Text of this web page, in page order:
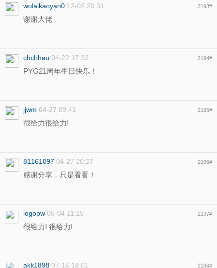
wolaikaoyan0 12-02 20:31 2193#
谢谢大佬
chchhau 04-22 17:32 2194#
PYG21周年生日快乐！
jjwm 04-27 09:41 2195#
很给力很给力!
81161097 04-27 20:27 2196#
感谢分享，只是看看！
logopw 06-04 11:15 2197#
很给力! 很给力!
akk1898 07-14 14:01 2198#